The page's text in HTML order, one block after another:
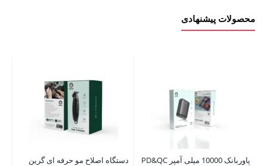
محصولات پیشنهادی
پاوربانک 10000 میلی آمپر PD&QC
دستگاه اصلاح مو حرفه ای گرین